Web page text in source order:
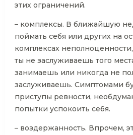
этих ограничений.
– комплексы. В ближайшую
поймать себя или других на
комплексах
ты не заслуживаешь того
занимаешь или никогда не
заслуживаешь. Симптомами
приступы ревности,
попытки успокоить себя.
– воздержанность. Впрочем,